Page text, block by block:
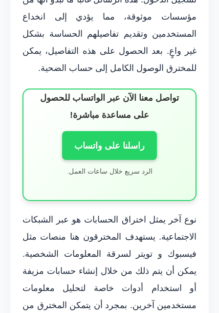
مؤسسات موثوقة، مما يؤدي إلى انخداع
المستخدمين وتقديم تفاصيلهم الحساسة بشكل
غير واعٍ. بعد الحصول على هذه التفاصيل، يمكن
للمخترق الوصول الكامل إلى حساب الضحية.
تواصل معنا الآن عبر الواتساب للحصول
على مساعدة مباشرة!
راسلنا على واتساب
الرد سريع خلال ساعات العمل.
نوع آخر يمثل اختراق الحسابات هو عبر الشبكات
الاجتماعية. يستهدف المخترقون هنا منصات مثل
فيسبوك و تويتر لسرقة المعلومات الشخصية.
يمكن أن يتم ذلك من خلال إنشاء حسابات مزيفة
أو استخدام أدوات خاصة لتحليل معلومات
مستخدمين آخرين. بمجرد أن يتمكن المخترق من